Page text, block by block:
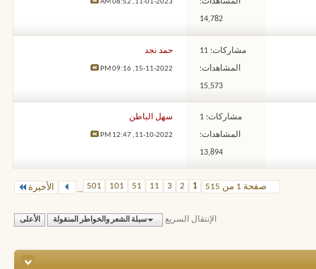
14,782
11-01-2023,
08:52 AM
مشاركات: 11
المشاهدات:
15,573
حمد نجد
15-11-2022,
09:16 PM
مشاركات: 1
المشاهدات:
13,894
سهل الباطن
11-10-2022,
12:47 PM
صفحة 1 من 515 1
2
3
11
51
101
501
... الأخيرة
الإنتقال السريع سبلة الشعر والخواطر المنقولة الأعلى